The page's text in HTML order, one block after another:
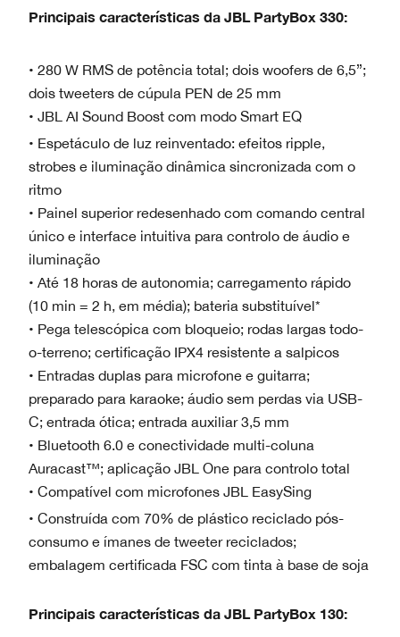
Principais características da JBL PartyBox 330:
• 280 W RMS de potência total; dois woofers de 6,5”;
dois tweeters de cúpula PEN de 25 mm
• JBL AI Sound Boost com modo Smart EQ
• Espetáculo de luz reinventado: efeitos ripple,
strobes e iluminação dinâmica sincronizada com o
ritmo
• Painel superior redesenhado com comando central
único e interface intuitiva para controlo de áudio e
iluminação
• Até 18 horas de autonomia; carregamento rápido
(10 min = 2 h, em média); bateria substituível*
• Pega telescópica com bloqueio; rodas largas todo-
o-terreno; certificação IPX4 resistente a salpicos
• Entradas duplas para microfone e guitarra;
preparado para karaoke; áudio sem perdas via USB-
C; entrada ótica; entrada auxiliar 3,5 mm
• Bluetooth 6.0 e conectividade multi-coluna
Auracast™; aplicação JBL One para controlo total
• Compatível com microfones JBL EasySing
• Construída com 70% de plástico reciclado pós-
consumo e ímanes de tweeter reciclados;
embalagem certificada FSC com tinta à base de soja
Principais características da JBL PartyBox 130: